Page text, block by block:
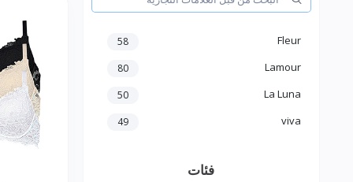
Fleur
58
Lamour
80
La Luna
50
viva
49
فئات